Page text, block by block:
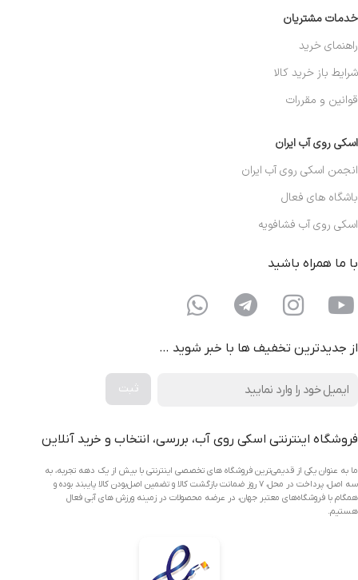
خدمات مشتریان
راهنمای خرید
شرایط باز خرید کالا
قوانین و مقررات
اسکی روی آب ایران
انجمن اسکی روی آب ایران
باشگاه های فعال
اسکی روی آب فشافویه
با ما همراه باشید
از جدیدترین تخفیف ها با خبر شوید …
فروشگاه اینترنتی اسکی روی آب، بررسی، انتخاب و خرید آنلاین
ما به عنوان یکی از قدیمی‌ترین فروشگاه های تخصصی اینترنتی با بیش از یک دهه تجربه، به
سه اصل، پرداخت در محل، ۷ روز ضمانت بازگشت کالا و تضمین اصل‌بودن کالا پایبند بوده و
همگام با فروشگاه‌های معتبر جهان، در عرضه محصولات در زمینه ورزش های آبی فعال
هستیم.